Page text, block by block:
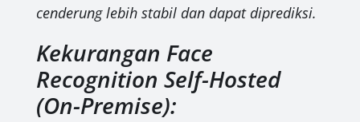
cenderung lebih stabil dan dapat diprediksi.
Kekurangan Face
Recognition Self-Hosted
(On-Premise):